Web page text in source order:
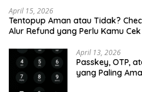
April 15, 2026
Tentopup Aman atau Tidak?
Alur Refund yang Perlu Kamu Cek
April 13, 2026
Passkey, OTP,
yang Paling